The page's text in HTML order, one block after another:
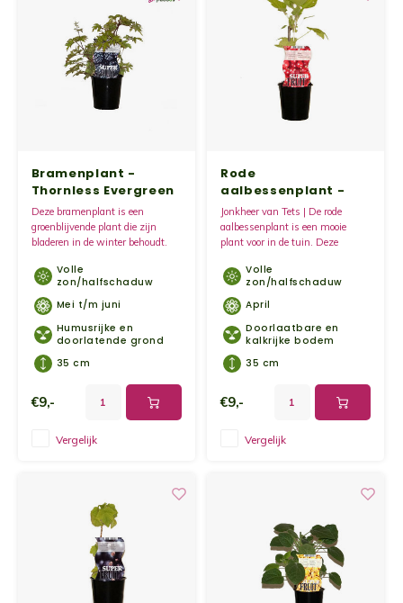
Bramenplant -
Thornless Evergreen
Deze bramenplant is een
groenblijvende plant die zijn
bladeren in de winter behoudt.
te klimmen tegen een muur of
schutting.
Volle
zon/halfschaduw
Mei t/m juni
Humusrijke en
doorlatende grond
35 cm
€9,-
Vergelijk
Rode
aalbessenplant -
Jonkheer van Tets
Jonkheer van Tets | De rode
aalbessenplant is een mooie
plant voor in de tuin. Deze
bommen.
Volle
zon/halfschaduw
April
Doorlaatbare en
kalkrijke bodem
35 cm
€9,-
Vergelijk